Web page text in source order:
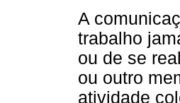
A
trabalho
ou de se
ou outro
atividade